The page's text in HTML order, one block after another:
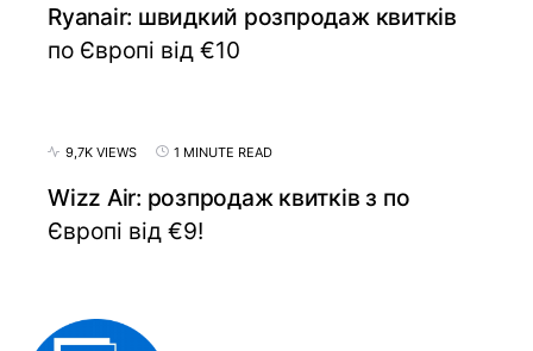
Ryanair: швидкий розпродаж квитків
по Європі від €10
9,7K VIEWS 1 MINUTE READ
Wizz Air: розпродаж квитків з по
Європі від €9!